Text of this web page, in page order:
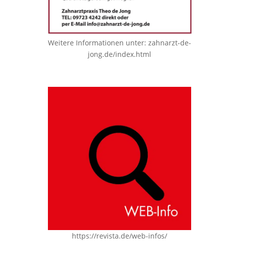
Weitere Informationen unter:zahnarzt-de-
jong.de/index.html
https://revista.de/web-infos/